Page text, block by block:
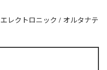
エレクトロニック / オルタナテ